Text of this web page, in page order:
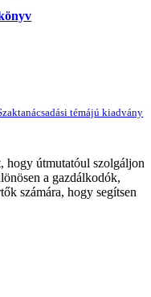
hogy útmutatóul szolgáljon
a gazdálkodók,
számára, hogy segítsen